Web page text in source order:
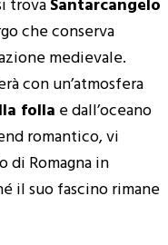
trovaSantarcangelo
che conserva
medievale.
con un’atmosfera
folla e dall’oceano
romantico, vi
di Romagna in
il suo fascino rimane